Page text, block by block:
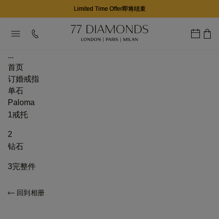
Limited Time Offer即将结束
...
首页
订婚戒指
单石
Paloma
1戒托
2
钻石
3完整件
回到相册